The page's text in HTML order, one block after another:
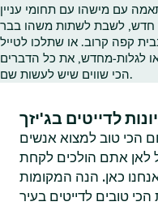
עם מישהו עם תחומי עניין
חדש, לשבת לשתות משהו בבר
קפה קרוב. או שתלכו לטייל
לגלות‑מחדש, את כל הדברים
הכי שווים שיש לעשות שם.
הכי טוב למצוא אנשים
לאן אתם הולכים לקחת
כאן. הנה המקומות